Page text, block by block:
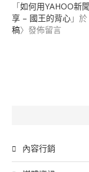
「如何用YAHOO新
享 – 國王的背心 」
稿〉發佈留言
內容行銷